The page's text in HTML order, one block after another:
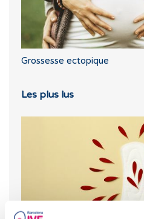
Grossesse ectopique
Les plus lus